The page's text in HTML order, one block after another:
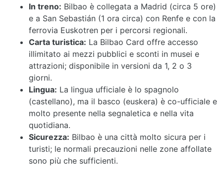
In treno: Bilbao è collegata a Madrid (circa 5 ore)
e a San Sebastián (1 ora circa) con Renfe e con la
ferrovia Euskotren per i percorsi regionali.
Carta turistica: La Bilbao Card offre accesso
illimitato ai mezzi pubblici e sconti in musei e
attrazioni; disponibile in versioni da 1, 2 o 3
giorni.
Lingua: La lingua ufficiale è lo spagnolo
(castellano), ma il basco (euskera) è co-ufficiale e
molto presente nella segnaletica e nella vita
quotidiana.
Sicurezza: Bilbao è una città molto sicura per i
turisti; le normali precauzioni nelle zone affollate
sono più che sufficienti.